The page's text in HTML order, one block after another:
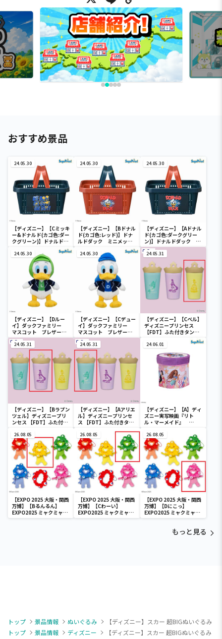
おすすめ景品
24.05.30
【ディズニー】【Cミッキ
ー&ドナルド(カゴ色:ダー
クグリーン)】ドナルドダ
ック ミニメッシュカゴ
24.05.30
【ディズニー】【Bドナル
ド(カゴ色:レッド)】ドナ
ルドダック ミニメッシ
24.05.30
【ディズニー】【Aドナル
ド(カゴ色:ダークグリー
ン)】ドナルドダック ミ
ニメッシュカゴ
24.05.30
【ディズニー】【Dルー
イ】ダックファミリー
マスコット ブレザーコ
スチューム
24.05.30
【ディズニー】【Cデュー
イ】ダックファミリー
マスコット ブレザーコ
スチューム
24.05.31
【ディズニー】【Cベル】
ディズニープリンセス
【FDT】ふた付きタンブ
24.05.31
【ディズニー】【Bラプン
ツェル】ディズニープリ
ンセス 【FDT】ふた付き
24.05.31
【ディズニー】【Aアリエ
ル】ディズニープリンセ
ス 【FDT】ふた付きタン
24.06.01
【ディズニー】【A】ディ
ズニー実写映画『リト
ル・マーメイド』
チェアー
26.08.05
【EXPO 2025 大阪・関西
万博】【Bるんるん】
EXPO2025 ミャクミャク
カラフルゴム紐付きぬい
26.08.05
【EXPO 2025 大阪・関西
万博】【Cわーい】
EXPO2025 ミャクミャク
カラフルゴム紐付きぬい
26.08.05
【EXPO 2025 大阪・関西
万博】【Dにこっ】
EXPO2025 ミャクミャク
カラフルゴム紐付きぬい
もっと見る
トップ 景品情報 ぬいぐるみ
【ディズニー】スカー 超BIGぬいぐるみ
トップ
景品情報 ディズニー 【ディズニー】スカー 超BIGぬいぐるみ